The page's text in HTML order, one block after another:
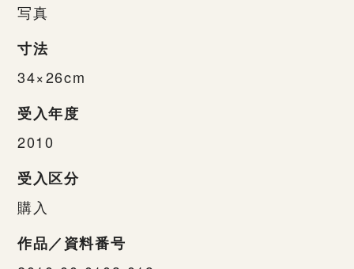
写真
寸法
34×26cm
受入年度
2010
受入区分
購入
作品／資料番号